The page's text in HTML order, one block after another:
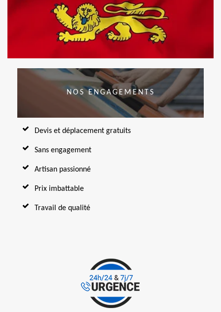
NOS ENGAGEMENTS
Devis et déplacement gratuits
Sans engagement
Artisan passionné
Prix imbattable
Travail de qualité